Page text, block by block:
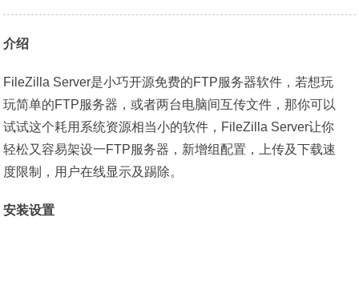
介绍
FileZilla Server是小巧开源免费的FTP服务器软件，若想玩
玩简单的FTP服务器，或者两台电脑间互传文件，那你可以
试试这个耗用系统资源相当小的软件，FileZilla Server让你
轻松又容易架设一FTP服务器，新增组配置，上传及下载速
度限制，用户在线显示及踢除。
安装设置